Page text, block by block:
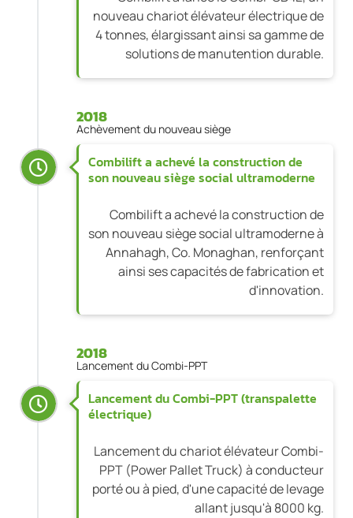
nouveau chariot élévateur électrique de
4 tonnes, élargissant ainsi sa gamme de
solutions de manutention durable.
2018
Achèvement du nouveau siège
Combilift a achevé la construction de
son nouveau siège social ultramoderne
Combilift a achevé la construction de
son nouveau siège social ultramoderne à
Annahagh, Co. Monaghan, renforçant
ainsi ses capacités de fabrication et
d'innovation.
2018
Lancement du Combi-PPT
Lancement du Combi-PPT (transpalette
électrique)
Lancement du chariot élévateur Combi-
PPT (Power Pallet Truck) à conducteur
porté ou à pied, d'une capacité de levage
allant jusqu'à 8000 kg.